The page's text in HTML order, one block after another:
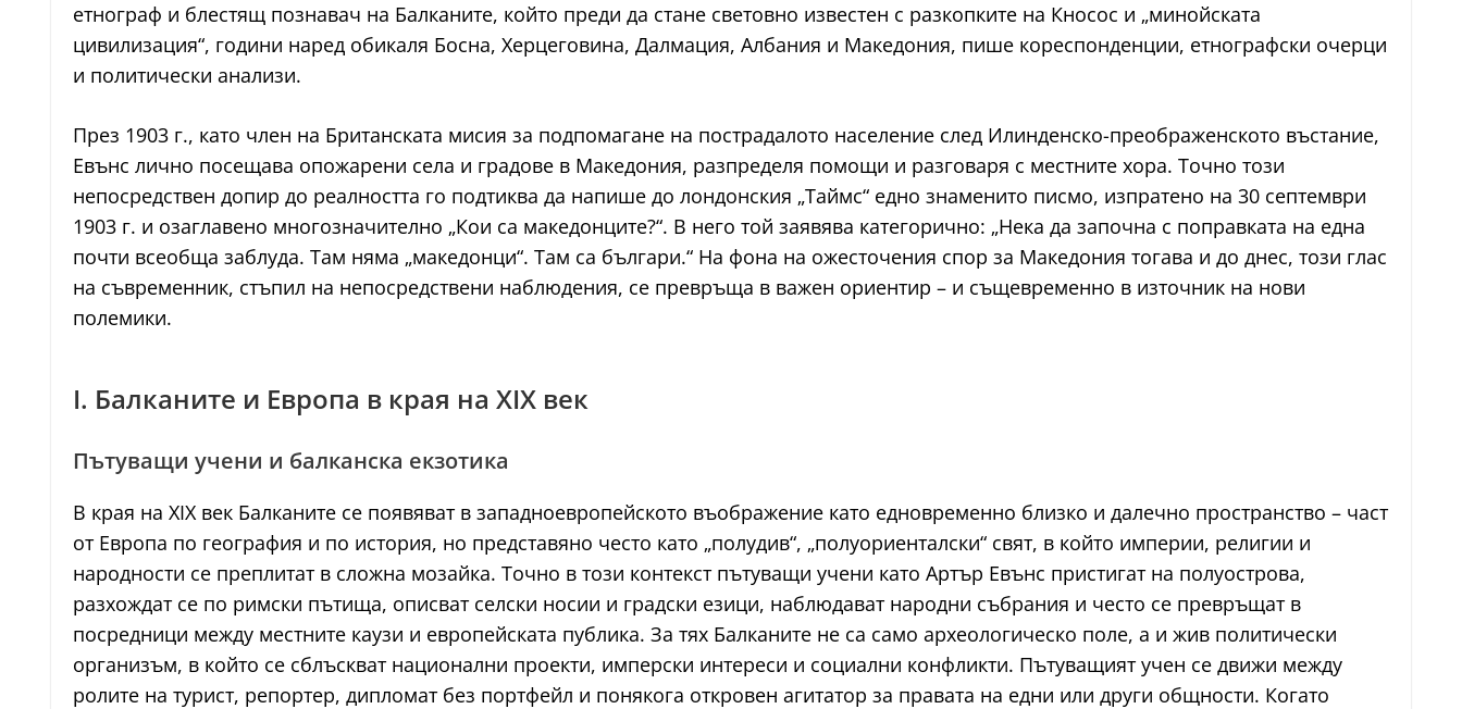
етнограф и блестящ познавач на Балканите, който преди да стане световно известен с разкопките на Кносос и „минойската
цивилизация“, години наред обикаля Босна, Херцеговина, Далмация, Албания и Македония, пише кореспонденции, етнографски очерци
и политически анализи.
През 1903 г., като член на Британската мисия за подпомагане на пострадалото население след Илинденско-преображенското въстание,
Евънс лично посещава опожарени села и градове в Македония, разпределя помощи и разговаря с местните хора. Точно този
непосредствен допир до реалността го подтиква да напише до лондонския „Таймс“ едно знаменито писмо, изпратено на 30 септември
1903 г. и озаглавено многозначително „Кои са македонците?“. В него той заявява категорично: „Нека да започна с поправката на една
почти всеобща заблуда. Там няма „македонци“. Там са българи.“ На фона на ожесточения спор за Македония тогава и до днес, този глас
на съвременник, стъпил на непосредствени наблюдения, се превръща в важен ориентир – и същевременно в източник на нови
полемики.
I. Балканите и Европа в края на XIX век
Пътуващи учени и балканска екзотика
В края на XIX век Балканите се появяват в западноевропейското въображение като едновременно близко и далечно пространство – част
от Европа по география и по история, но представяно често като „полудив“, „полуориенталски“ свят, в който империи, религии и
народности се преплитат в сложна мозайка. Точно в този контекст пътуващи учени като Артър Евънс пристигат на полуострова,
разхождат се по римски пътища, описват селски носии и градски езици, наблюдават народни събрания и често се превръщат в
посредници между местните каузи и европейската публика. За тях Балканите не са само археологическо поле, а и жив политически
организъм, в който се сблъскват национални проекти, имперски интереси и социални конфликти. Пътуващият учен се движи между
ролите на турист, репортер, дипломат без портфейл и понякога откровен агитатор за правата на едни или други общности. Когато